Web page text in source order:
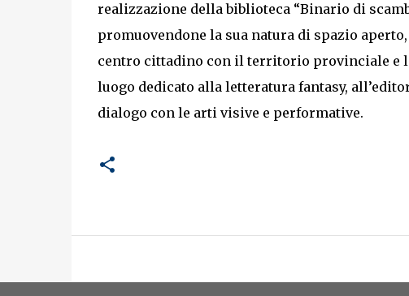
realizzazione della biblioteca “Binario di
promuovendone la sua natura di spazio
centro cittadino con il territorio provinciale e
luogo dedicato alla letteratura fantasy,
dialogo con le arti visive e performative.